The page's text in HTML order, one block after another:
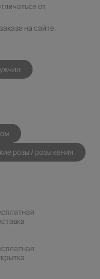
от
на сайте.
розы / розы кения